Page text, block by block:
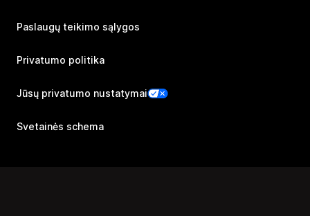
Paslaugų teikimo sąlygos
Privatumo politika
Jūsų privatumo nustatymai
Svetainės schema